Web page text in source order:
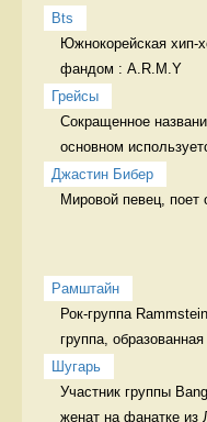
Bts
Южнокорейская хип-
фандом : A.R.M.Y
Грейсы
Сокращенное
основном
Джастин Бибер
Мировой певец, поет
Рамштайн
Рок-группа
группа,
Шугарь
Участник группы
женат на фанатке из